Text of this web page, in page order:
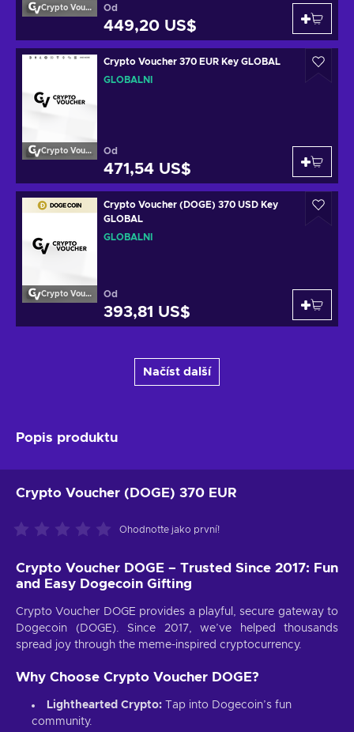
Crypto Voucher Od
449,20 US$
Crypto Voucher
Crypto Voucher 370 EUR Key GLOBAL
GLOBÁLNÍ
Od
471,54 US$
Crypto Voucher
Crypto Voucher (DOGE) 370 USD Key
GLOBAL
GLOBÁLNÍ
Od
393,81 US$
Načíst další
Popis produktu
Crypto Voucher (DOGE) 370 EUR
Ohodnoťte jako první!
Crypto Voucher DOGE – Trusted Since 2017: Fun
and Easy Dogecoin Gifting
Crypto Voucher DOGE provides a playful, secure gateway to
Dogecoin (DOGE). Since 2017, we’ve helped thousands
spread joy through the meme-inspired cryptocurrency.
Why Choose Crypto Voucher DOGE?
Lighthearted Crypto: Tap into Dogecoin’s fun
community.